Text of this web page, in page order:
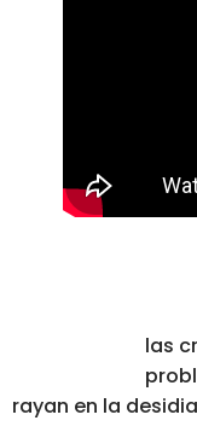
las
rayan en la